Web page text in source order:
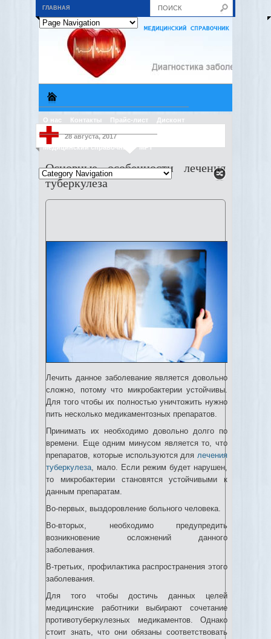
ГЛАВНАЯ
О нас Контакты Прайс-лист Дисконт
Медицинский справочник МРТ
28 августа, 2017
Основные особенности лечения
туберкулеза
Лечить данное заболевание является довольно
сложно, потому что микробактерии устойчивы.
Для того чтобы их полностью уничтожить нужно
пить несколько медикаментозных препаратов.
Принимать их необходимо довольно долго по
времени. Еще одним минусом является то, что
препаратов, которые используются для лечения
туберкулеза, мало. Если режим будет нарушен,
то микробактерии становятся устойчивыми к
данным препаратам.
Во-первых, выздоровление больного человека.
Во-вторых, необходимо предупредить
возникновение осложнений данного
заболевания.
В-третьих, профилактика распространения этого
заболевания.
Для того чтобы достичь данных целей
медицинские работники выбирают сочетание
противотуберкулезных медикаментов. Однако
стоит знать, что они обязаны соответствовать